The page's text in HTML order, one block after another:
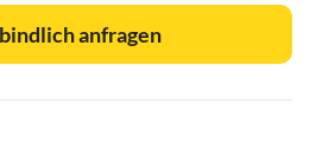
anfragen